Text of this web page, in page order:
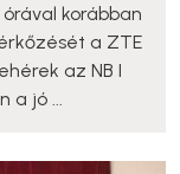
korábban
a ZTE
az NB I
jó ...